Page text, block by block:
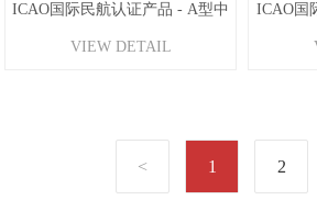
ICAO国际民航认证产品 - A型中
光强航空障碍灯
VIEW DETAIL
ICAO国
1 2